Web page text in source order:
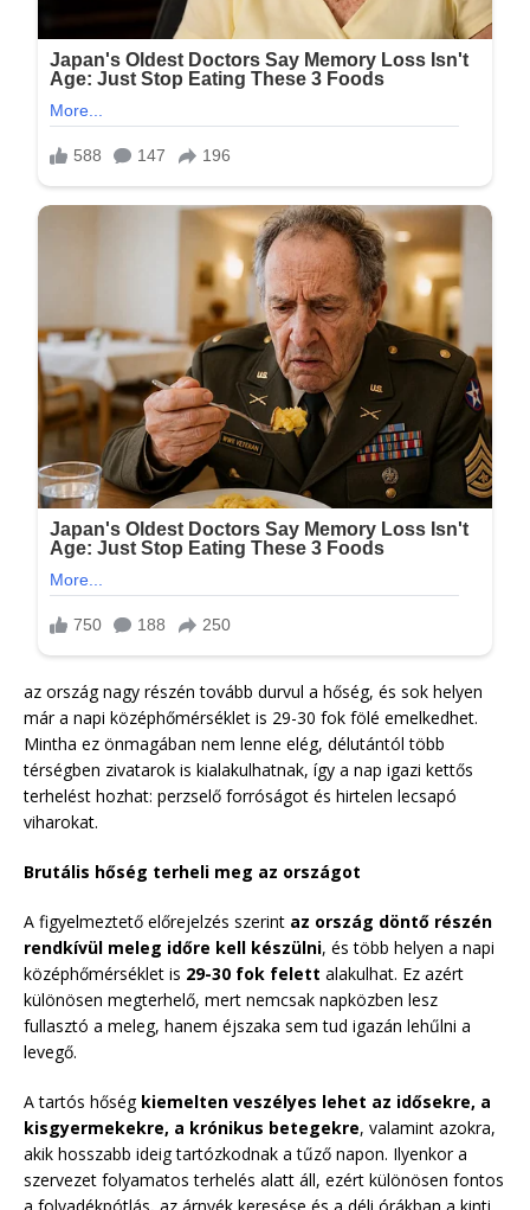
az ország nagy részén tovább durvul a hőség, és sok helyen
már a napi középhőmérséklet is 29-30 fok fölé emelkedhet.
Mintha ez önmagában nem lenne elég, délutántól több
térségben zivatarok is kialakulhatnak, így a nap igazi kettős
terhelést hozhat: perzselő forróságot és hirtelen lecsapó
viharokat.
Brutális hőség terheli meg az országot
A figyelmeztető előrejelzés szerint az ország döntő részén
rendkívül meleg időre kell készülni, és több helyen a napi
középhőmérséklet is 29-30 fok felett alakulhat. Ez azért
különösen megterhelő, mert nemcsak napközben lesz
fullasztó a meleg, hanem éjszaka sem tud igazán lehűlni a
levegő.
A tartós hőség kiemelten veszélyes lehet az idősekre, a
kisgyermekekre, a krónikus betegekre, valamint azokra,
akik hosszabb ideig tartózkodnak a tűző napon. Ilyenkor a
szervezet folyamatos terhelés alatt áll, ezért különösen fontos